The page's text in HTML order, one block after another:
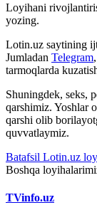
Loyihani
yozing.
Lotin.uz saytining
Jumladan Telegram,
tarmoqlarda
Shuningdek, seks,
qarshimiz. Yoshlar
qarshi olib
quvvatlaymiz.
Batafsil Lotin.uz
Boshqa
TVinfo.uz